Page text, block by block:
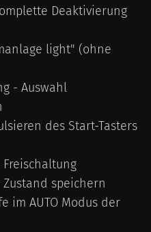
Deaktivierung
light" (ohne
- Auswahl
des Start-Tasters
speichern
im AUTO Modus der